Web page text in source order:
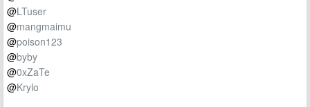
@LTuser
@mangmaimu
@poison123
@byby
@0xZaTe
@Krylo